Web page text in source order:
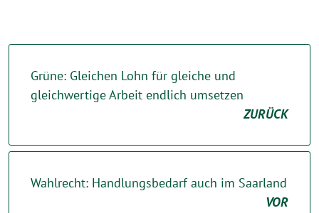
Grüne: Gleichen Lohn für gleiche und
gleichwertige Arbeit endlich umsetzen
ZURÜCK
Wahlrecht: Handlungsbedarf auch im Saarland
VOR